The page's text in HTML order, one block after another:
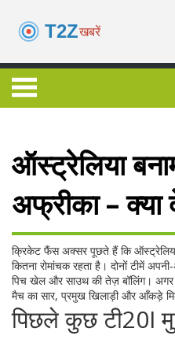
ऑस्ट्रेलिया
अफ्रीका – क्या
क्रिकेट फैंस अक्सर पूछते हैं कि
कितना रोमांचक रहता है। दोनों टीमें
पिच खेल और साउथ की तेज़ बॉलिंग।
मैच का सार, प्रमुख खिलाड़ी और आँकड़े
पिछले कुछ टी20I